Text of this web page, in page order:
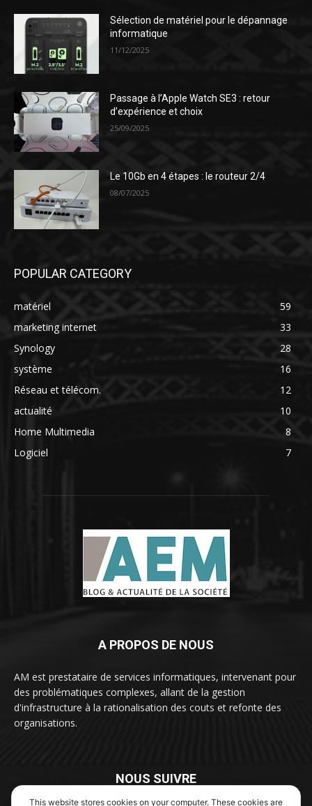
Sélection de matériel pour le dépannage
informatique
11/12/2025
Passage à l’Apple Watch SE3 : retour
d’expérience et choix
25/09/2025
Le 10Gb en 4 étapes : le routeur 2/4
08/07/2025
POPULAR CATEGORY
matériel
59
marketing internet
33
Synology
28
système
16
Réseau et télécom.
12
actualité
10
Home Multimedia
8
Logiciel
7
A PROPOS DE NOUS
AM est prestataire de services informatiques, intervenant pour
des problématiques complexes, allant de la gestion
d'infrastructure à la rationalisation des couts et refonte des
organisations.
NOUS SUIVRE
This website stores cookies on your computer. These cookies are